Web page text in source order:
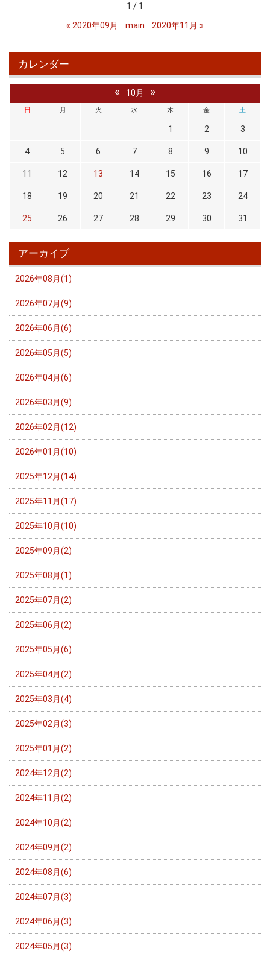
1 / 1
« 2020年09月 main 2020年11月 »
カレンダー
« 10月 »
日 月 火 水 木 金 土
1 2 3
4 5 6 7 8 9 10
11 12 13 14 15 16 17
18 19 20 21 22 23 24
25 26 27 28 29 30 31
アーカイブ
2026年08月(1)
2026年07月(9)
2026年06月(6)
2026年05月(5)
2026年04月(6)
2026年03月(9)
2026年02月(12)
2026年01月(10)
2025年12月(14)
2025年11月(17)
2025年10月(10)
2025年09月(2)
2025年08月(1)
2025年07月(2)
2025年06月(2)
2025年05月(6)
2025年04月(2)
2025年03月(4)
2025年02月(3)
2025年01月(2)
2024年12月(2)
2024年11月(2)
2024年10月(2)
2024年09月(2)
2024年08月(6)
2024年07月(3)
2024年06月(3)
2024年05月(3)